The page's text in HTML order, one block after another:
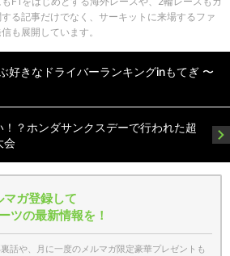
る記事だけでなく、サーキットに来場するファ
も展開しています。
好きなドライバーランキングinもてぎ 〜
？ホンダサンクスデーで行われた超
会
ガ登録して
ツの最新情報を！
話や、月に一度のメルマガ限定豪華プレゼントも